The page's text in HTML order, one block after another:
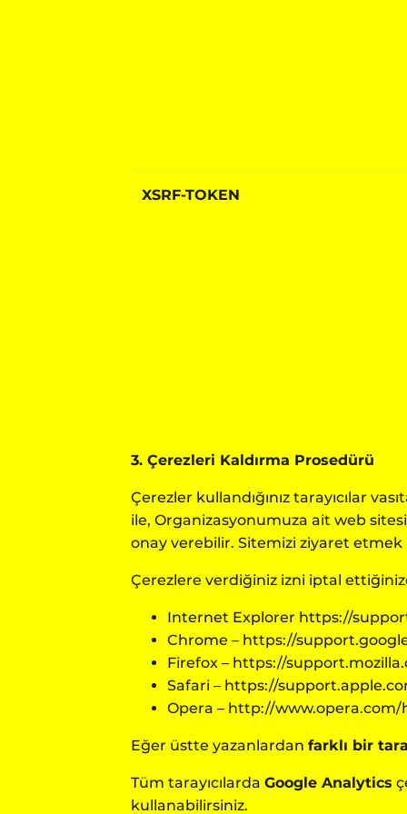
XSRF-TOKEN
3. Çerezleri Kaldırma Prosedürü
Çerezler kullandığınız tarayıcılar
ile, Organizasyonumuza ait web
onay verebilir. Sitemizi ziyaret etmek
Çerezlere verdiğiniz izni iptal
Internet Explorer https://
Chrome – https://
Firefox – https://
Safari – https://
Opera – http://
Eğer üstte yazanlardan farklı bir
Tüm tarayıcılarda Google Analytics
kullanabilirsiniz.